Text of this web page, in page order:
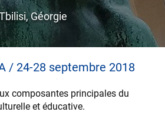
Géorgie
/ 24-28 septembre 2018
composantes principales du
et éducative.